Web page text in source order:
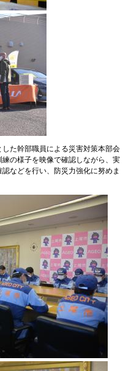
た幹部職員による災害対策本部会
の様子を映像で確認しながら、実
などを行い、防災力強化に努めま